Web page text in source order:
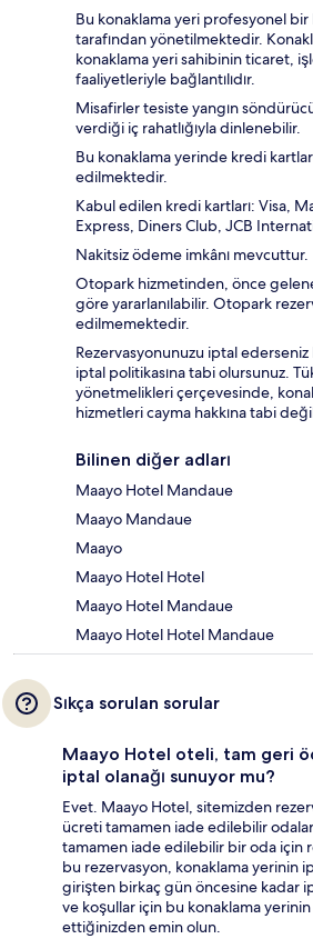
Bu konaklama yeri profesyonel
tarafından yönetilmektedir.
konaklama yeri sahibinin ticaret,
faaliyetleriyle bağlantılıdır.
Misafirler tesiste yangın
verdiği iç rahatlığıyla dinlenebilir.
Bu konaklama yerinde kredi
edilmektedir.
Kabul edilen kredi kartları: Visa,
Express, Diners Club, JCB
Nakitsiz ödeme imkânı mevcuttur.
Otopark hizmetinden, önce
göre yararlanılabilir. Otopark
edilmemektedir.
Rezervasyonunuzu iptal
iptal politikasına tabi olursunuz.
yönetmelikleri çerçevesinde,
hizmetleri cayma hakkına tabi
Bilinen diğer adları
Maayo Hotel Mandaue
Maayo Mandaue
Maayo
Maayo Hotel Hotel
Maayo Hotel Mandaue
Maayo Hotel Hotel Mandaue
Sıkça sorulan sorular
Maayo Hotel oteli, tam geri
iptal olanağı sunuyor mu?
Evet. Maayo Hotel, sitemizden
ücreti tamamen iade edilebilir
tamamen iade edilebilir bir oda için
bu rezervasyon, konaklama yerinin
girişten birkaç gün öncesine kadar
ve koşullar için bu konaklama
ettiğinizden emin olun.